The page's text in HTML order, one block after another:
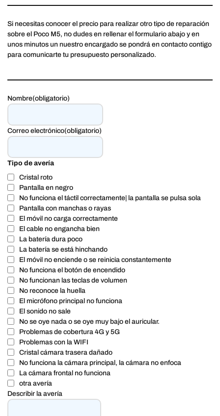
Si necesitas conocer el precio para realizar otro tipo de reparación
sobre el Poco M5, no dudes en rellenar el formulario abajo y en
unos minutos un nuestro encargado se pondrá en contacto contigo
para comunicarte tu presupuesto personalizado.
Nombre(obligatorio)
Correo electrónico(obligatorio)
Tipo de avería
Cristal roto
Pantalla en negro
No funciona el táctil correctamente| la pantalla se pulsa sola
Pantalla con manchas o rayas
El móvil no carga correctamente
El cable no engancha bien
La batería dura poco
La batería se está hinchando
El móvil no enciende o se reinicia constantemente
No funciona el botón de encendido
No funcionan las teclas de volumen
No reconoce la huella
El micrófono principal no funciona
El sonido no sale
No se oye nada o se oye muy bajo el auricular.
Problemas de cobertura 4G y 5G
Problemas con la WIFI
Cristal cámara trasera dañado
No funciona la cámara principal, la cámara no enfoca
La cámara frontal no funciona
otra avería
Describir la avería